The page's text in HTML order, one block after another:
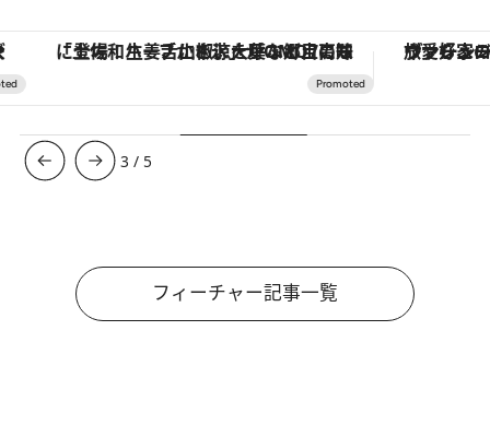
「土佐和ハーブかき氷」がOMO7高知に登場！生姜、山椒、大葉など目にも舌にも涼を呼ぶ郷土の味 ヴァシュロン・コンスタンタ
3 / 5
フィーチャー記事一覧